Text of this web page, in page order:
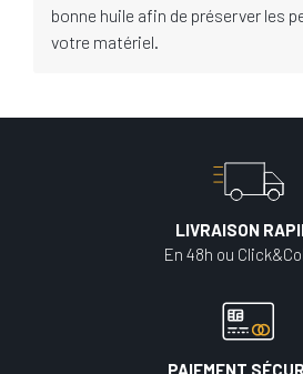
bonne huile afin de préserver les
votre matériel.
LIVRAISON
En 48h ou
PAIEMENT